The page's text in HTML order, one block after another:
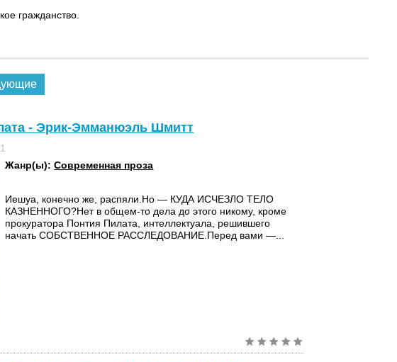
гражданство.
- Эрик-Эмманюэль Шмитт
Жанр(ы):Современная проза
Иешуа, конечно же, распяли.Но — КУДА ИСЧЕЗЛО ТЕЛО
КАЗНЕННОГО?Нет в общем-то дела до этого никому, кроме
прокуратора Понтия Пилата, интеллектуала, решившего
начать СОБСТВЕННОЕ РАССЛЕДОВАНИЕ.Перед вами —...